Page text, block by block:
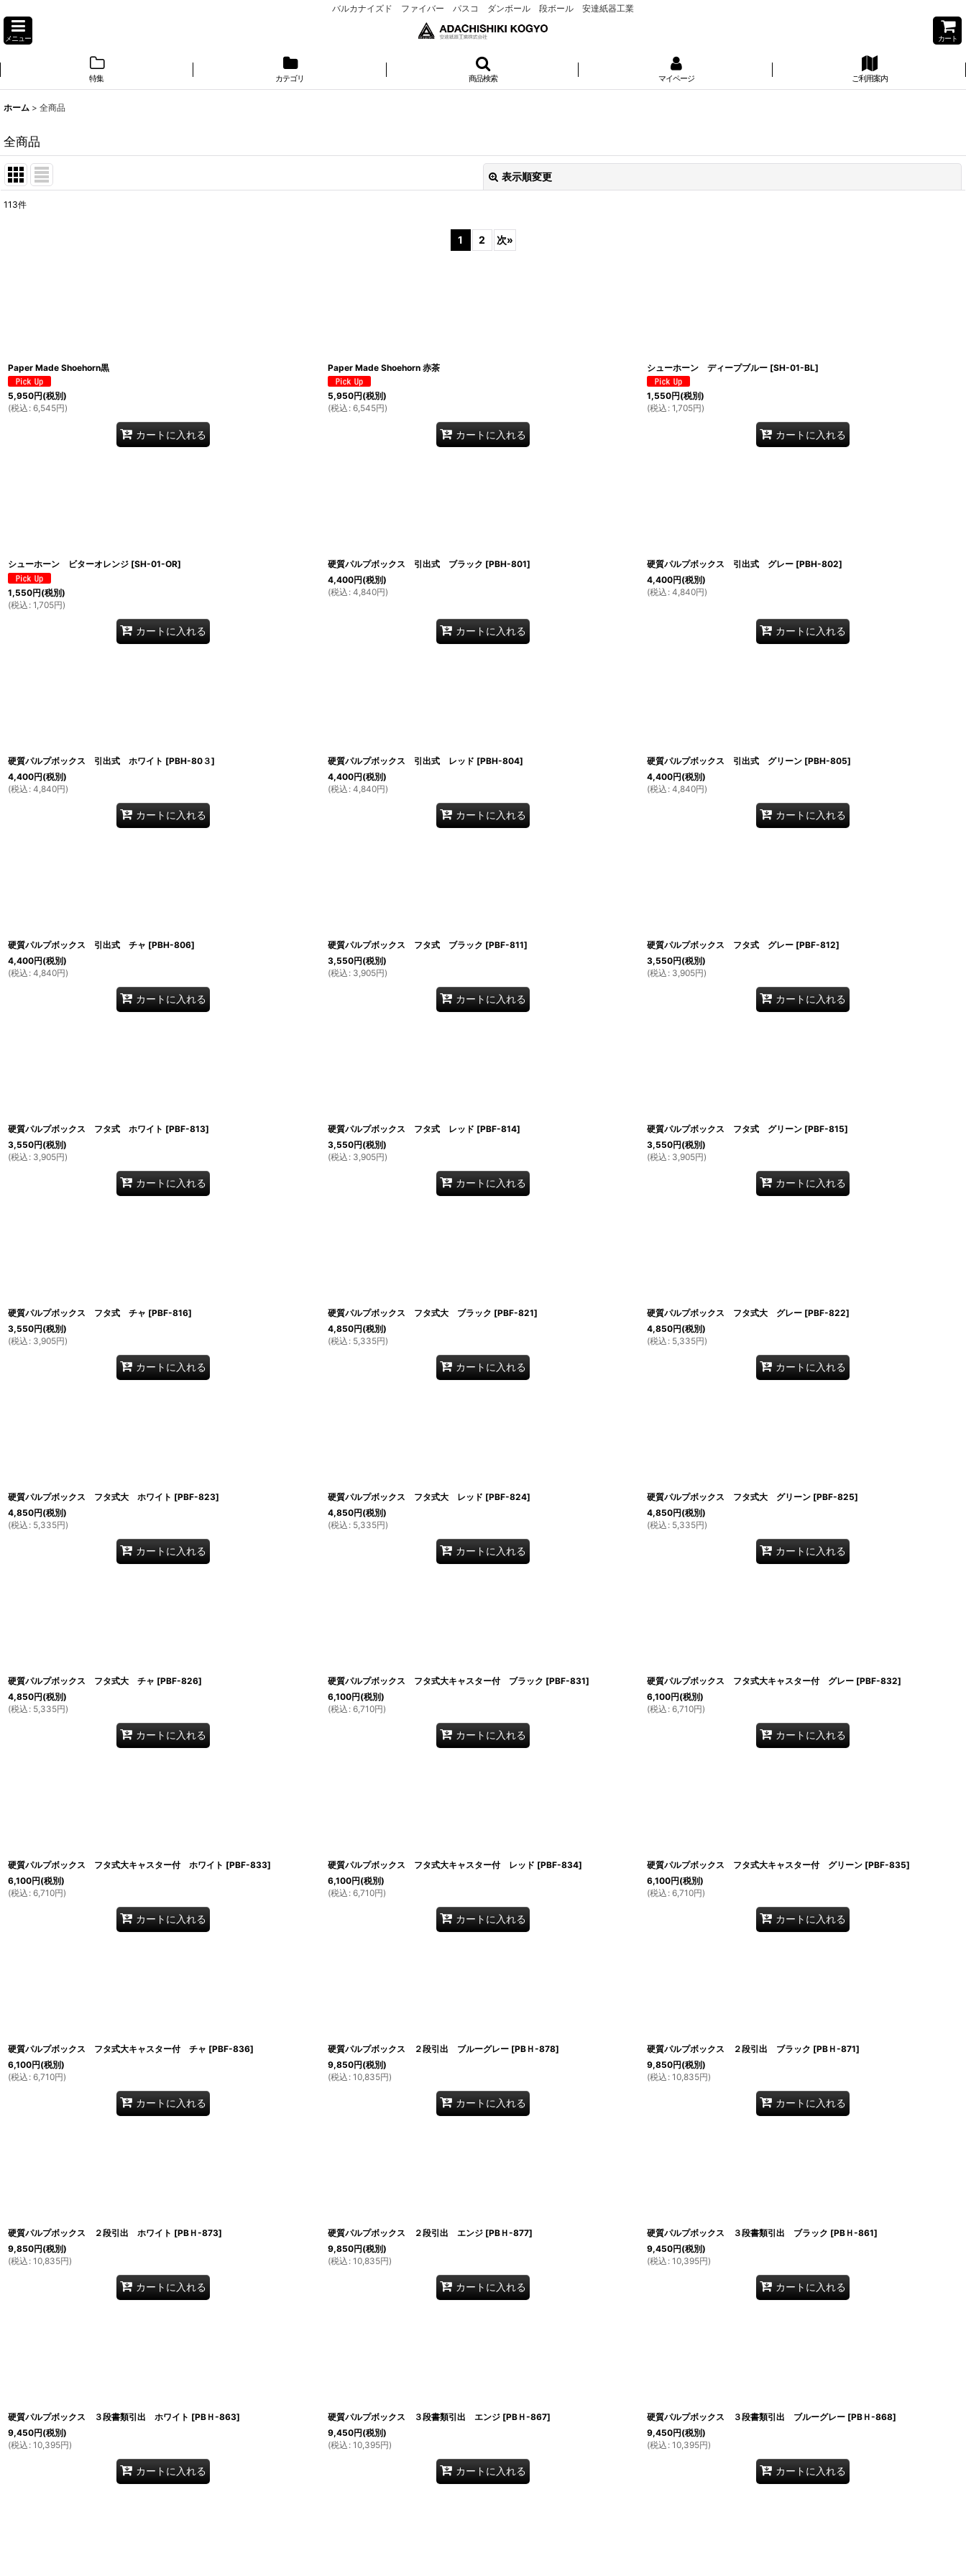
バルカナイズド ファイバー パスコ ダンボール 段ボール 安達紙器工業
メニュー カート
特集 カテゴリ 商品検索 マイページ ご利用案内
ホーム > 全商品
全商品
表示順変更
113件
1 2 次»
Paper Made Shoehorn黒
5,950円(税別)
(税込 : 6,545円)
カートに入れる
Paper Made Shoehorn 赤茶
5,950円(税別)
(税込 : 6,545円)
カートに入れる
シューホーン ディープブルー [SH-01-BL]
1,550円(税別)
(税込 : 1,705円)
カートに入れる
シューホーン ビターオレンジ [SH-01-OR]
1,550円(税別)
(税込 : 1,705円)
カートに入れる
硬質パルプボックス 引出式 ブラック [PBH-801]
4,400円(税別)
(税込 : 4,840円)
カートに入れる
硬質パルプボックス 引出式 グレー [PBH-802]
4,400円(税別)
(税込 : 4,840円)
カートに入れる
硬質パルプボックス 引出式 ホワイト [PBH-80３]
4,400円(税別)
(税込 : 4,840円)
カートに入れる
硬質パルプボックス 引出式 レッド [PBH-804]
4,400円(税別)
(税込 : 4,840円)
カートに入れる
硬質パルプボックス 引出式 グリーン [PBH-805]
4,400円(税別)
(税込 : 4,840円)
カートに入れる
硬質パルプボックス 引出式 チャ [PBH-806]
4,400円(税別)
(税込 : 4,840円)
カートに入れる
硬質パルプボックス フタ式 ブラック [PBF-811]
3,550円(税別)
(税込 : 3,905円)
カートに入れる
硬質パルプボックス フタ式 グレー [PBF-812]
3,550円(税別)
(税込 : 3,905円)
カートに入れる
硬質パルプボックス フタ式 ホワイト [PBF-813]
3,550円(税別)
(税込 : 3,905円)
カートに入れる
硬質パルプボックス フタ式 レッド [PBF-814]
3,550円(税別)
(税込 : 3,905円)
カートに入れる
硬質パルプボックス フタ式 グリーン [PBF-815]
3,550円(税別)
(税込 : 3,905円)
カートに入れる
硬質パルプボックス フタ式 チャ [PBF-816]
3,550円(税別)
(税込 : 3,905円)
カートに入れる
硬質パルプボックス フタ式大 ブラック [PBF-821]
4,850円(税別)
(税込 : 5,335円)
カートに入れる
硬質パルプボックス フタ式大 グレー [PBF-822]
4,850円(税別)
(税込 : 5,335円)
カートに入れる
硬質パルプボックス フタ式大 ホワイト [PBF-823]
4,850円(税別)
(税込 : 5,335円)
カートに入れる
硬質パルプボックス フタ式大 レッド [PBF-824]
4,850円(税別)
(税込 : 5,335円)
カートに入れる
硬質パルプボックス フタ式大 グリーン [PBF-825]
4,850円(税別)
(税込 : 5,335円)
カートに入れる
硬質パルプボックス フタ式大 チャ [PBF-826]
4,850円(税別)
(税込 : 5,335円)
カートに入れる
硬質パルプボックス フタ式大キャスター付 ブラック [PBF-831]
6,100円(税別)
(税込 : 6,710円)
カートに入れる
硬質パルプボックス フタ式大キャスター付 グレー [PBF-832]
6,100円(税別)
(税込 : 6,710円)
カートに入れる
硬質パルプボックス フタ式大キャスター付 ホワイト [PBF-833]
6,100円(税別)
(税込 : 6,710円)
カートに入れる
硬質パルプボックス フタ式大キャスター付 レッド [PBF-834]
6,100円(税別)
(税込 : 6,710円)
カートに入れる
硬質パルプボックス フタ式大キャスター付 グリーン [PBF-835]
6,100円(税別)
(税込 : 6,710円)
カートに入れる
硬質パルプボックス フタ式大キャスター付 チャ [PBF-836]
6,100円(税別)
(税込 : 6,710円)
カートに入れる
硬質パルプボックス ２段引出 ブルーグレー [PBＨ-878]
9,850円(税別)
(税込 : 10,835円)
カートに入れる
硬質パルプボックス ２段引出 ブラック [PBＨ-871]
9,850円(税別)
(税込 : 10,835円)
カートに入れる
硬質パルプボックス ２段引出 ホワイト [PBＨ-873]
9,850円(税別)
(税込 : 10,835円)
カートに入れる
硬質パルプボックス ２段引出 エンジ [PBＨ-877]
9,850円(税別)
(税込 : 10,835円)
カートに入れる
硬質パルプボックス ３段書類引出 ブラック [PBＨ-861]
9,450円(税別)
(税込 : 10,395円)
カートに入れる
硬質パルプボックス ３段書類引出 ホワイト [PBＨ-863]
9,450円(税別)
(税込 : 10,395円)
カートに入れる
硬質パルプボックス ３段書類引出 エンジ [PBＨ-867]
9,450円(税別)
(税込 : 10,395円)
カートに入れる
硬質パルプボックス ３段書類引出 ブルーグレー [PBＨ-868]
9,450円(税別)
(税込 : 10,395円)
カートに入れる